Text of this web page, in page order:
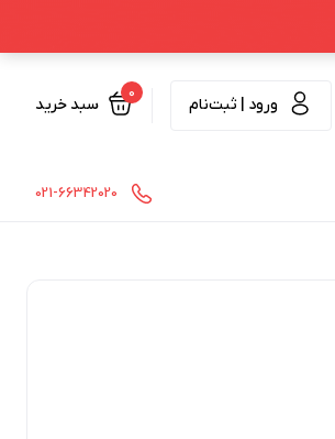
ورود | ثبت‌نام
0
سبد خرید
021-66342020